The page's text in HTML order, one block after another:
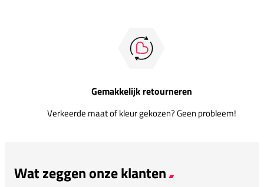
Gemakkelijk retourneren
Verkeerde maat of kleur gekozen? Geen probleem!
Wat zeggen onze klanten